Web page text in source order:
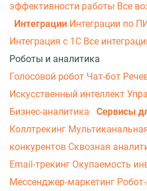
эффективности работы Все
Интеграции Интеграции по
Интеграция с 1С Все
Роботы и аналитика
Голосовой робот Чат-бот
Искусственный интеллект
Бизнес-аналитика
Сервисы
Коллтрекинг
конкурентов Сквозная
Email-трекинг Окупаемость
Мессенджер‑маркетинг